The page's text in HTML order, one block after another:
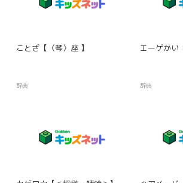
ことざ【〈琴〉座 】
辞典
エーゲかい
辞典